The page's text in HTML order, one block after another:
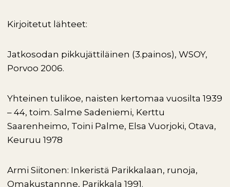
Kirjoitetut lähteet:
Jatkosodan pikkujättiläinen (3.painos), WSOY,
Porvoo 2006.
Yhteinen tulikoe, naisten kertomaa vuosilta 1939
– 44, toim. Salme Sadeniemi, Kerttu
Saarenheimo, Toini Palme, Elsa Vuorjoki, Otava,
Keuruu 1978
Armi Siitonen: Inkeristä Parikkalaan, runoja,
Omakustannne, Parikkala 1991.